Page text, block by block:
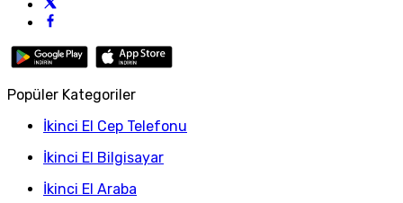
Popüler Kategoriler
İkinci El Cep Telefonu
İkinci El Bilgisayar
İkinci El Araba